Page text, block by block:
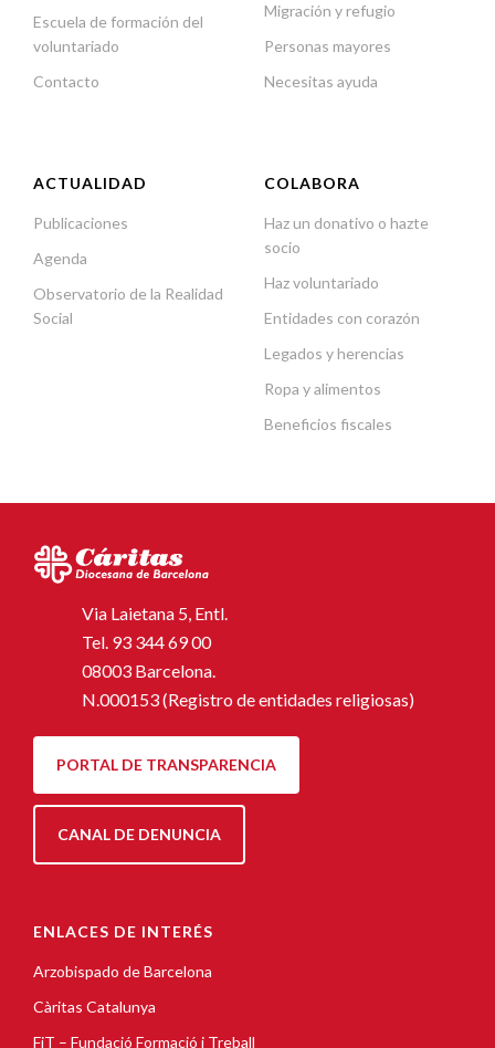
Escuela de formación del
voluntariado
Contacto
Migración y refugio
Personas mayores
Necesitas ayuda
ACTUALIDAD
Publicaciones
Agenda
Observatorio de la Realidad
Social
COLABORA
Haz un donativo o hazte
socio
Haz voluntariado
Entidades con corazón
Legados y herencias
Ropa y alimentos
Beneficios fiscales
Via Laietana 5, Entl.
Tel. 93 344 69 00
08003 Barcelona.
N.000153 (Registro de entidades religiosas)
PORTAL DE TRANSPARENCIA
CANAL DE DENUNCIA
ENLACES DE INTERÉS
Arzobispado de Barcelona
Càritas Catalunya
FiT – Fundació Formació i Treball